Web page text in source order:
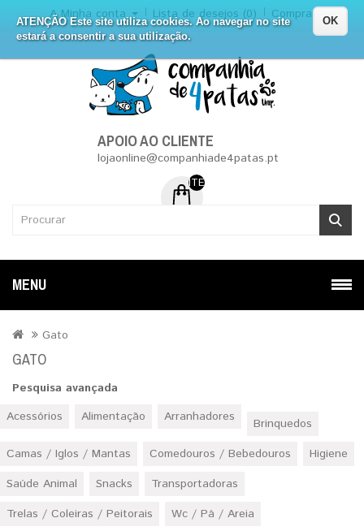
ATENÇÃO Este site utiliza cookies. Ao navegar no site
estará a consentir a sua utilização.
OK
A Minha conta Lista de desejos (0) Compra
APOIO AO CLIENTE
lojaonline@companhiade4patas.pt
ITEM (NS) DE 0 - 0.00€
MENU
Gato
GATO
Pesquisa avançada
Acessórios
Alimentação Arranhadores
Brinquedos
Camas / Iglos / Mantas
Comedouros / Bebedouros
Higiene
Saúde Animal
Snacks
Transportadoras
Trelas / Coleiras / Peitorais
Wc / Pá / Areia